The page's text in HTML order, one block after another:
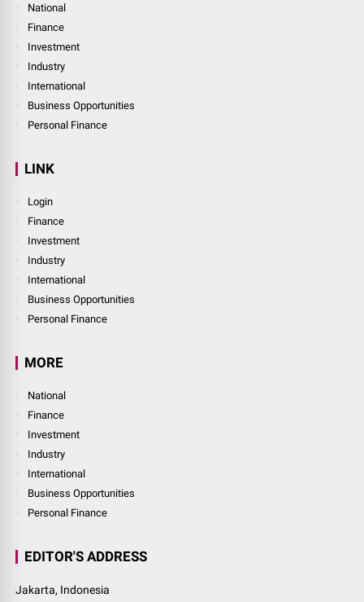
National
Finance
Investment
Industry
International
Business Opportunities
Personal Finance
LINK
Login
Finance
Investment
Industry
International
Business Opportunities
Personal Finance
MORE
National
Finance
Investment
Industry
International
Business Opportunities
Personal Finance
EDITOR'S ADDRESS
Jakarta, Indonesia